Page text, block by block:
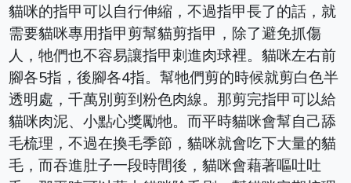
貓咪的指甲可以自行伸縮，不過指甲長了的話，就
需要貓咪專用指甲剪幫貓剪指甲，除了避免抓傷
人，牠們也不容易讓指甲刺進肉球裡。貓咪左右前
腳各5指，後腳各4指。幫牠們剪的時候就剪白色半
透明處，千萬別剪到粉色肉線。那剪完指甲可以給
貓咪肉泥、小點心獎勵牠。而平時貓咪會幫自己舔
毛梳理，不過在換毛季節，貓咪就會吃下大量的貓
毛，而吞進肚子一段時間後，貓咪會藉著嘔吐吐